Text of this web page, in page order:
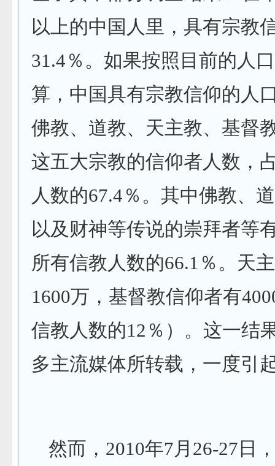
以上的中国人里，具有宗教
31.4 ％。如果按照目前的人
算，中国具有宗教信仰的人
佛教、道教、天主教、基督
这五大宗教的信仰者人数，
人数的67.4 ％。其中佛教、
以及财神等传说的崇拜者等
所有信教人数的66.1 ％。天
1600万，基督教信仰者有
信教人数的12 ％）。这一结
多主流媒体所转载，一度引
然而， 2010年7月 26-27 日